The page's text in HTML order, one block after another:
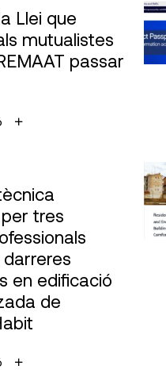
Llei que
mutualistes
passar
tres
en edificació
de